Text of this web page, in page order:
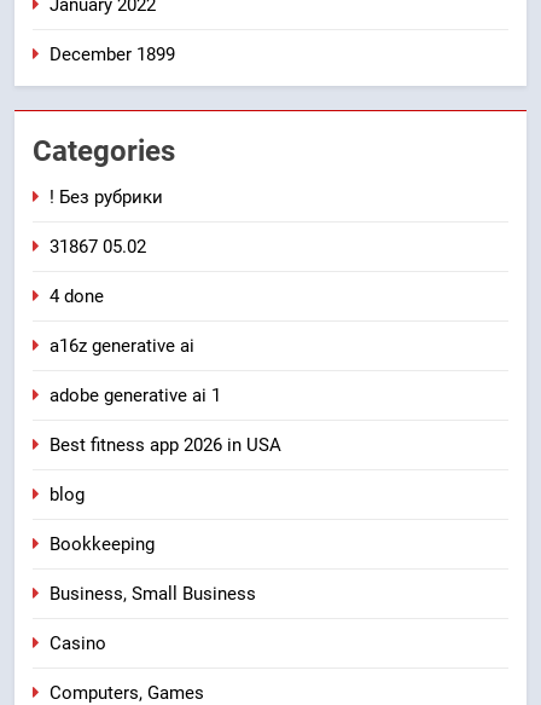
January 2022
December 1899
Categories
! Без рубрики
31867 05.02
4 done
a16z generative ai
adobe generative ai 1
Best fitness app 2026 in USA
blog
Bookkeeping
Business, Small Business
Casino
Computers, Games